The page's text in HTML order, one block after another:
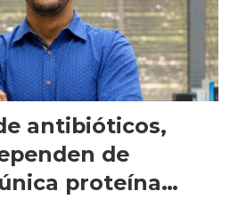
antibióticos,
de
proteína